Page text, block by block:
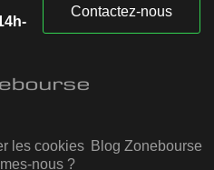
Contactez-nous
les cookies Blog Zonebourse
nous ?